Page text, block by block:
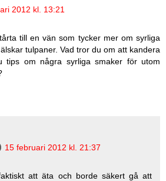
2012 kl. 13:21
till en vän som tycker mer om syrliga
tulpaner. Vad tror du om att kandera
tips om några syrliga smaker för utom
15 februari 2012 kl. 21:37
att äta och borde säkert gå att